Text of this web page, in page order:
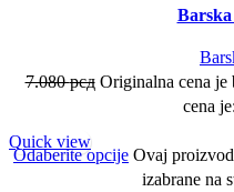
7.080рсд Originalna cena je
cena
Quick view
Odaberite opcije Ovaj
izabrane na